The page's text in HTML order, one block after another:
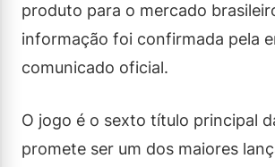
produto para o mercado
informação foi confirmada pela
comunicado oficial.
O jogo é o sexto título principal
promete ser um dos maiores